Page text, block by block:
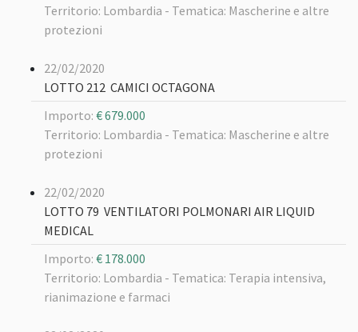
Territorio: Lombardia - Tematica: Mascherine e altre
protezioni
22/02/2020
LOTTO 212 CAMICI OCTAGONA
Importo: € 679.000
Territorio: Lombardia - Tematica: Mascherine e altre
protezioni
22/02/2020
LOTTO 79 VENTILATORI POLMONARI AIR LIQUID
MEDICAL
Importo: € 178.000
Territorio: Lombardia - Tematica: Terapia intensiva,
rianimazione e farmaci